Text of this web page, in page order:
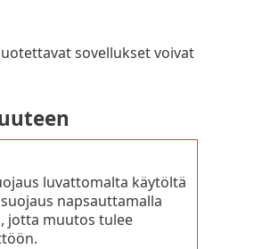
sovellukset voivat
luvattomalta käytöltä
napsauttamalla
jotta muutos tulee